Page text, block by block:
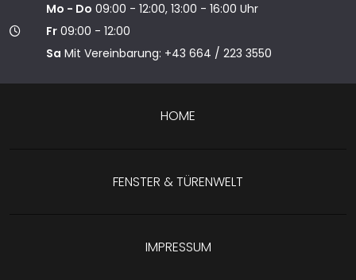
Mo - Do 09:00 - 12:00, 13:00 - 16:00 Uhr
Fr 09:00 - 12:00
Sa Mit Vereinbarung: +43 664 / 223 3550
HOME
FENSTER & TÜRENWELT
IMPRESSUM